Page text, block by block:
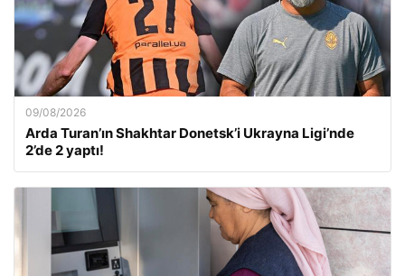
09/08/2026
Arda Turan’ın Shakhtar Donetsk’i Ukrayna Ligi’nde
2’de 2 yaptı!